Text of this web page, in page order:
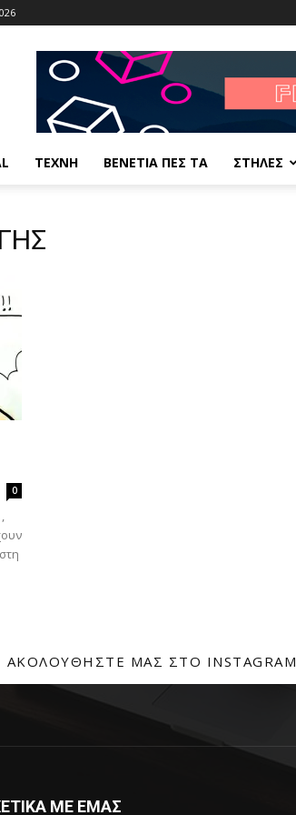
ΤΕΧΝΗ ΒΕΝΕΤΙΑ ΠΕΣ ΤΑ ΣΤΗΛΕΣ
0
ΑΚΟΛΟΥΘΉΣΤΕ ΜΑΣ ΣΤΟ INSTAGRAM
ΜΕ ΕΜΑΣ